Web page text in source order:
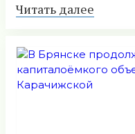
Читать далее